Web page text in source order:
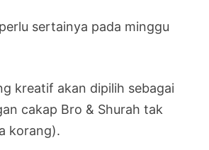
sertainya pada minggu
kreatif akan dipilih sebagai
cakap Bro & Shurah tak
korang).